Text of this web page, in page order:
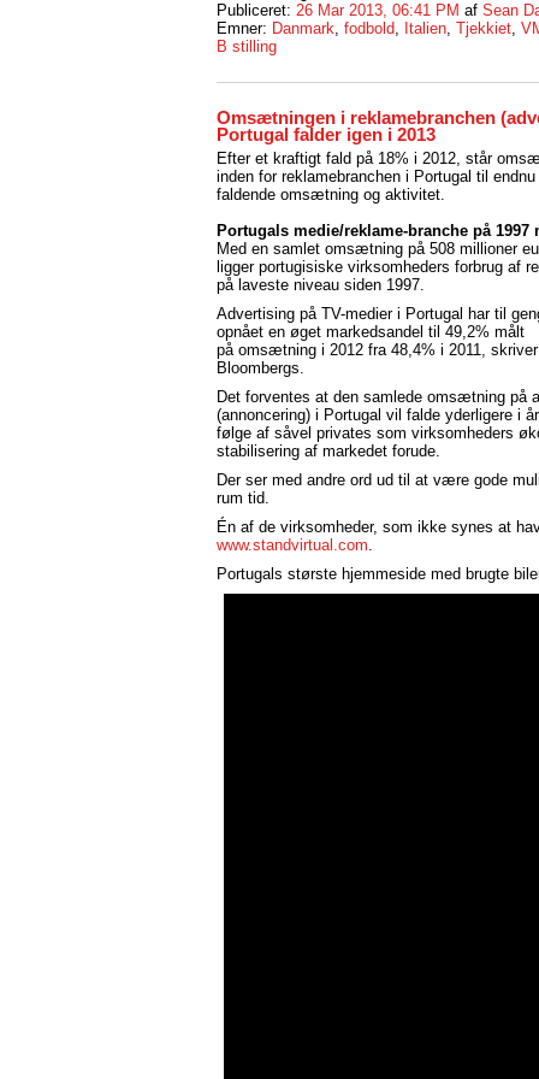
Publiceret: 26 Mar 2013, 06:41 PM af Sean
Emner: Danmark, fodbold, Italien, Tjekkiet,
B stilling
Omsætningen i reklamebranchen
Portugal falder igen i 2013
Efter et kraftigt fald på 18% i 2012, står
inden for reklamebranchen i Portugal til
faldende omsætning og aktivitet.
Portugals medie/reklame-branche på 1997
Med en samlet omsætning på 508 millioner
ligger portugisiske virksomheders forbrug af
på laveste niveau siden 1997.
Advertising på TV-medier i Portugal har til
opnået en øget markedsandel til 49,2% målt
på omsætning i 2012 fra 48,4% i 2011, skriver
Bloombergs.
Det forventes at den samlede omsætning på
(annoncering) i Portugal vil falde yderligere i
følge af såvel privates som virksomheders
stabilisering af markedet forude.
Der ser med andre ord ud til at være gode
rum tid.
Én af de virksomheder, som ikke synes at
www.standvirtual.com
Portugals største hjemmeside med brugte